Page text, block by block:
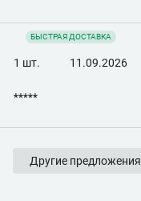
БЫСТРАЯ ДОСТАВКА
1 шт. 11.09.2026
*****
Другие предложения